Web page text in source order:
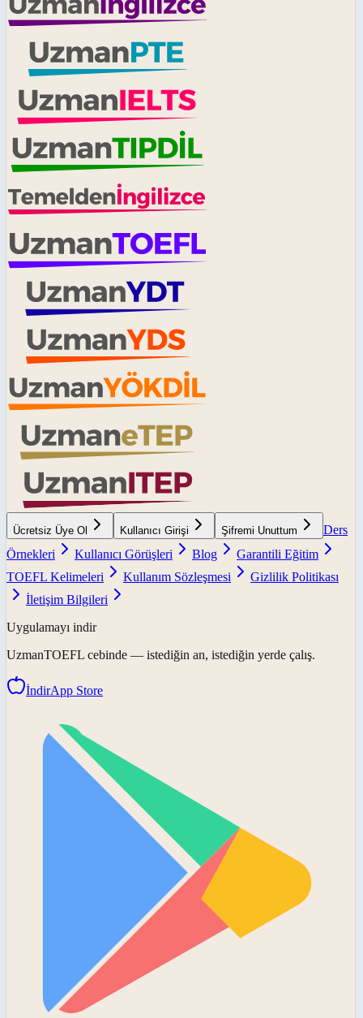
Ücretsiz Üye Ol Kullanıcı Girişi Şifremi Unuttum
Ders
Örnekleri
Kullanıcı Görüşleri Blog
Garantili Eğitim
TOEFL Kelimeleri
Kullanım Sözleşmesi
Gizlilik Politikası
İletişim Bilgileri
Uygulamayı indir
UzmanTOEFL cebinde — istediğin an, istediğin yerde çalış.
İndirApp Store